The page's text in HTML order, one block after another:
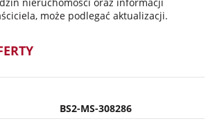
może podlegać aktualizacji.
BS2-MS-308286